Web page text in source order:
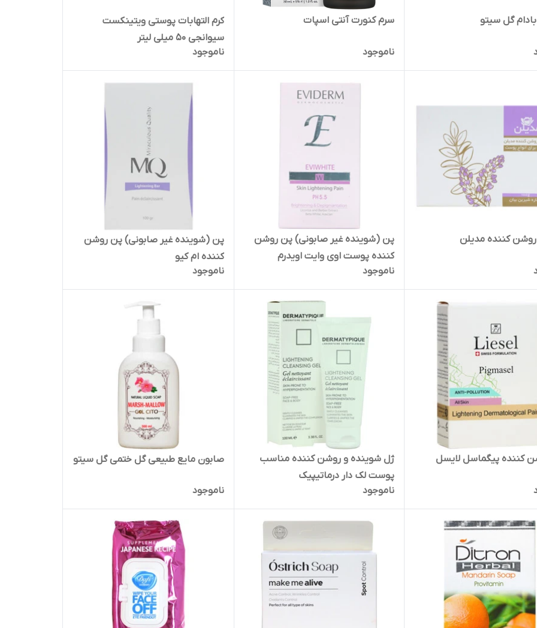
گل سیتو سرم کنورت آنتی اسپات
ناموجود
کرم التهابات پوستی ویتینکست
سیوانجی 50 میلی لیتر
ناموجود
کننده مدیلن
پن (شوینده غیر صابونی) پن روشن
کننده پوست اوی وایت اویدرم
ناموجود
پن (شوینده غیر صابونی) پن روشن
کننده ام کیو
ناموجود
کننده پیگماسل لایسل
ژل شوینده و روشن کننده مناسب
پوست لک دار درماتیپیک
ناموجود
صابون مایع طبیعی گل ختمی گل سیتو
ناموجود